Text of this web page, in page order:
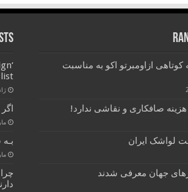
ازاومبرتو اکو به مناسبت
صافکاری و نقاشی ندارد!
لواشک ایران
جهان معرفی شدند
مارس
مارس